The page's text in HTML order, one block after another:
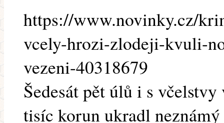
https://www.novinky.cz/
vcely-hrozi-zlodeji-kvuli-
vezeni-40318679
Šedesát pět úlů i s
tisíc korun ukradl